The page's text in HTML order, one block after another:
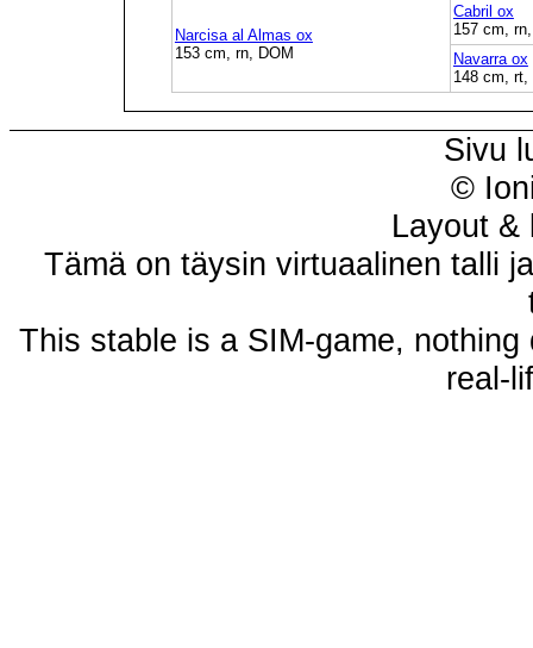
Narcisa al Almas ox
153 cm, rn, DOM
Cabril ox
157 cm,
Navarra ox
148 cm, rt,
Sivu
©
Layout &
Tämä on täysin virtuaalinen talli
This stable is a SIM-game,
real-